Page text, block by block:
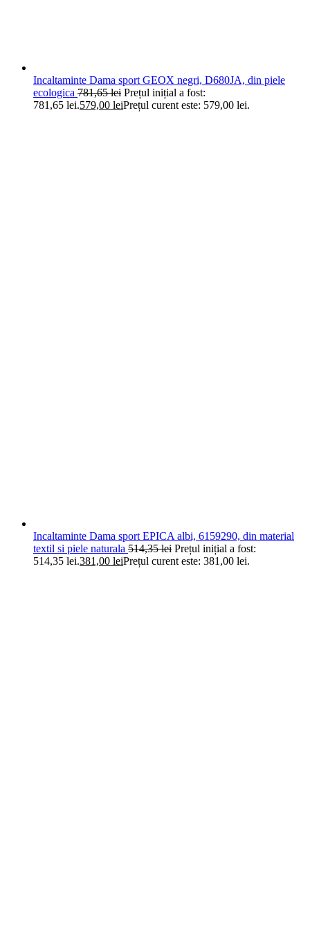
Incaltaminte Dama sport GEOX negri, D680JA, din piele
ecologica 781,65lei Prețul inițial a fost:
781,65 lei.579,00 leiPrețul curent este: 579,00 lei.
Incaltaminte Dama sport EPICA albi, 6159290, din material
textil si piele naturala 514,35lei Prețul inițial a fost:
514,35 lei.381,00 leiPrețul curent este: 381,00 lei.